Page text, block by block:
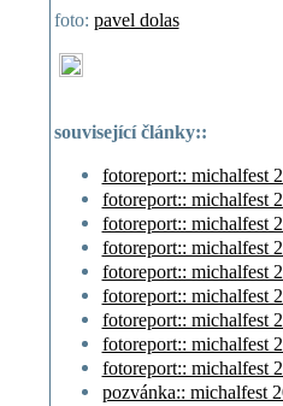
foto: pavel dolas
související články::
fotoreport:: michalfest
fotoreport:: michalfest
fotoreport:: michalfest
fotoreport:: michalfest
fotoreport:: michalfest
fotoreport:: michalfest
fotoreport:: michalfest
fotoreport:: michalfest
fotoreport:: michalfest
pozvánka:: michalfest